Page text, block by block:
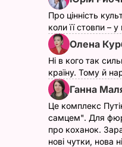
Про цінність
коли її стовпи –
Олена
Ні в кого так
країну. Тому й
Ганна
Це комплекс
самцем". Для
про коханок.
нові чутки, нова